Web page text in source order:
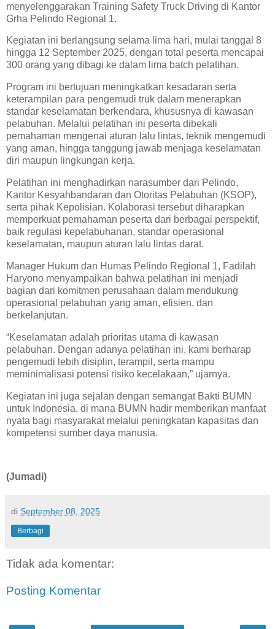
menyelenggarakan Training Safety Truck Driving di Kantor
Grha Pelindo Regional 1.
Kegiatan ini berlangsung selama lima hari, mulai tanggal 8
hingga 12 September 2025, dengan total peserta mencapai
300 orang yang dibagi ke dalam lima batch pelatihan.
Program ini bertujuan meningkatkan kesadaran serta
keterampilan para pengemudi truk dalam menerapkan
standar keselamatan berkendara, khususnya di kawasan
pelabuhan. Melalui pelatihan ini peserta dibekali
pemahaman mengenai aturan lalu lintas, teknik mengemudi
yang aman, hingga tanggung jawab menjaga keselamatan
diri maupun lingkungan kerja.
Pelatihan ini menghadirkan narasumber dari Pelindo,
Kantor Kesyahbandaran dan Otoritas Pelabuhan (KSOP),
serta pihak Kepolisian. Kolaborasi tersebut diharapkan
memperkuat pemahaman peserta dari berbagai perspektif,
baik regulasi kepelabuhanan, standar operasional
keselamatan, maupun aturan lalu lintas darat.
Manager Hukum dan Humas Pelindo Regional 1, Fadilah
Haryono menyampaikan bahwa pelatihan ini menjadi
bagian dari komitmen perusahaan dalam mendukung
operasional pelabuhan yang aman, efisien, dan
berkelanjutan.
“Keselamatan adalah prioritas utama di kawasan
pelabuhan. Dengan adanya pelatihan ini, kami berharap
pengemudi lebih disiplin, terampil, serta mampu
meminimalisasi potensi risiko kecelakaan,” ujarnya.
Kegiatan ini juga sejalan dengan semangat Bakti BUMN
untuk Indonesia, di mana BUMN hadir memberikan manfaat
nyata bagi masyarakat melalui peningkatan kapasitas dan
kompetensi sumber daya manusia.
(Jumadi)
di September 08, 2025
Berbagi
Tidak ada komentar:
Posting Komentar